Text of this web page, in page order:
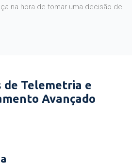
na hora de tomar uma decisão de
de Telemetria e
Avançado